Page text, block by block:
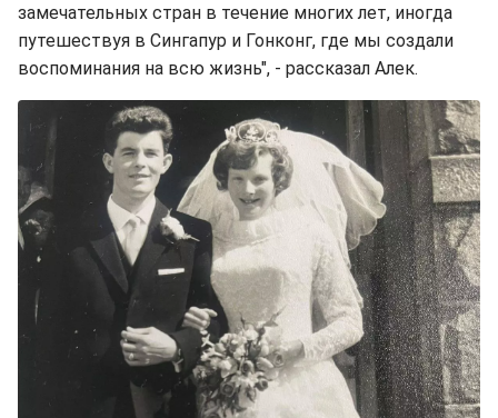
замечательных стран в течение многих лет, иногда
путешествуя в Сингапур и Гонконг, где мы создали
воспоминания на всю жизнь", - рассказал Алек.